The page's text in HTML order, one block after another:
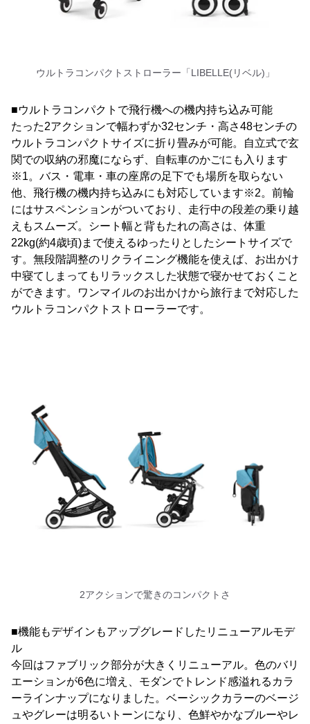
ウルトラコンパクトストローラー「LIBELLE(リベル)」
■ウルトラコンパクトで飛行機への機内持ち込み可能
たった2アクションで幅わずか32センチ・高さ48センチの
ウルトラコンパクトサイズに折り畳みが可能。自立式で玄
関での収納の邪魔にならず、自転車のかごにも入ります
※1。バス・電車・車の座席の足下でも場所を取らない
他、飛行機の機内持ち込みにも対応しています※2。前輪
にはサスペンションがついており、走行中の段差の乗り越
えもスムーズ。シート幅と背もたれの高さは、体重
22kg(約4歳頃)まで使えるゆったりとしたシートサイズで
す。無段階調整のリクライニング機能を使えば、お出かけ
中寝てしまってもリラックスした状態で寝かせておくこと
ができます。ワンマイルのお出かけから旅行まで対応した
ウルトラコンパクトストローラーです。
2アクションで驚きのコンパクトさ
■機能もデザインもアップグレードしたリニューアルモデ
ル
今回はファブリック部分が大きくリニューアル。色のバリ
エーションが6色に増え、モダンでトレンド感溢れるカラ
ーラインナップになりました。ベーシックカラーのベージ
ュやグレーは明るいトーンになり、色鮮やかなブルーやレ